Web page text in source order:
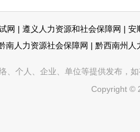
网 | 遵义人力资源和社会保障网 | 安
南人力资源社会保障网 | 黔西南州人
、个人、企业、单位等提供发布，
Copyright ©